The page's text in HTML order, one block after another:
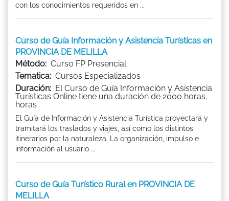
con los conocimientos requeridos en ...
Curso de Guía Información y Asistencia Turísticas en
PROVINCIA DE MELILLA
Método: Curso FP Presencial
Tematica: Cursos Especializados
Duración: El Curso de Guía Información y Asistencia
Turísticas Online tiene una duración de 2000 horas.
horas
El Guía de Información y Asistencia Turística proyectará y
tramitará los traslados y viajes, así como los distintos
itinerarios por la naturaleza. La organización, impulso e
información al usuario ...
Curso de Guía Turístico Rural en PROVINCIA DE
MELILLA